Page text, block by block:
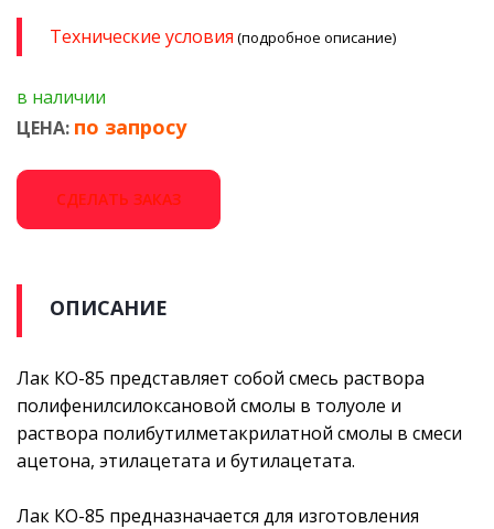
Технические условия (подробное описание)
в наличии
ЦЕНА: по запросу
СДЕЛАТЬ ЗАКАЗ
ОПИСАНИЕ
Лак КО-85 представляет собой смесь раствора
полифенилсилоксановой смолы в толуоле и
раствора полибутилметакрилатной смолы в смеси
ацетона, этилацетата и бутилацетата.
Лак КО-85 предназначается для изготовления